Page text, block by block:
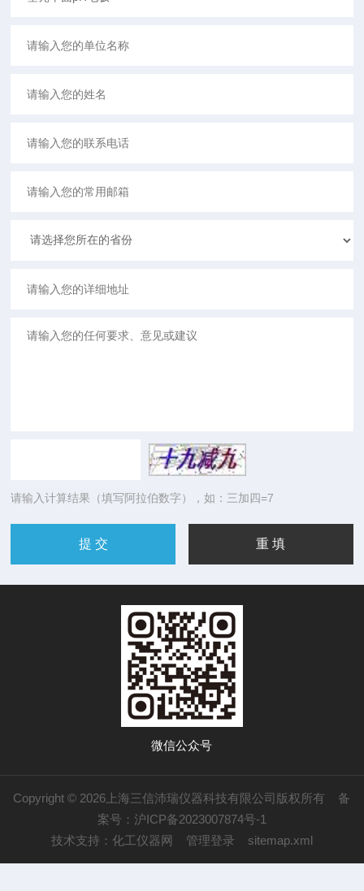
请输入计算结果（填写阿拉伯数字），如：三加四=7
微信公众号
Copyright © 2026上海三信沛瑞仪器科技有限公司版权所有 备
案号：沪ICP备2023007874号-1
技术支持： 化工仪器网 管理登录 sitemap.xml